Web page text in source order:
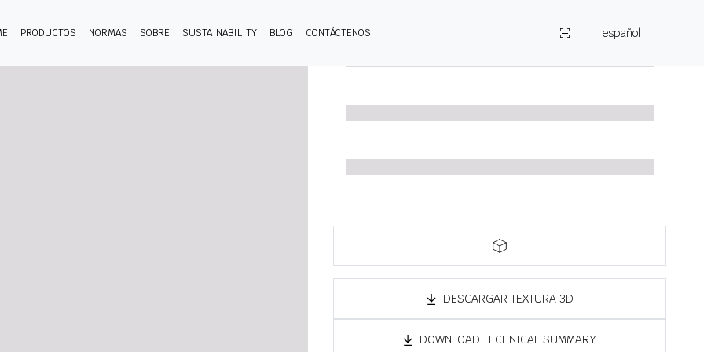
PRODUCTOS NORMAS SOBRE SUSTAINABILITY BLOG CONTÁCTENOS español
DESCARGAR TEXTURA 3D
DOWNLOAD TECHNICAL SUMMARY